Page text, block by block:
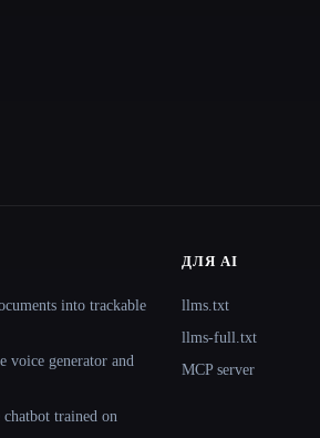
into trackable
voice generator and
trained on
ДЛЯ AI
llms.txt
llms-full.txt
MCP server